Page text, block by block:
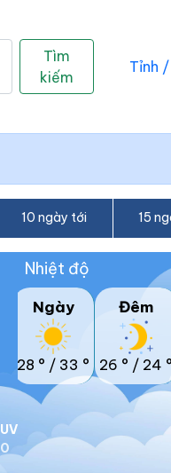
Tìm
kiếm
Tỉnh
10 ngày tới 15
UV
0
Nhiệt độ
Ngày
28 ° / 33 °
Đêm
26 ° / 24 °